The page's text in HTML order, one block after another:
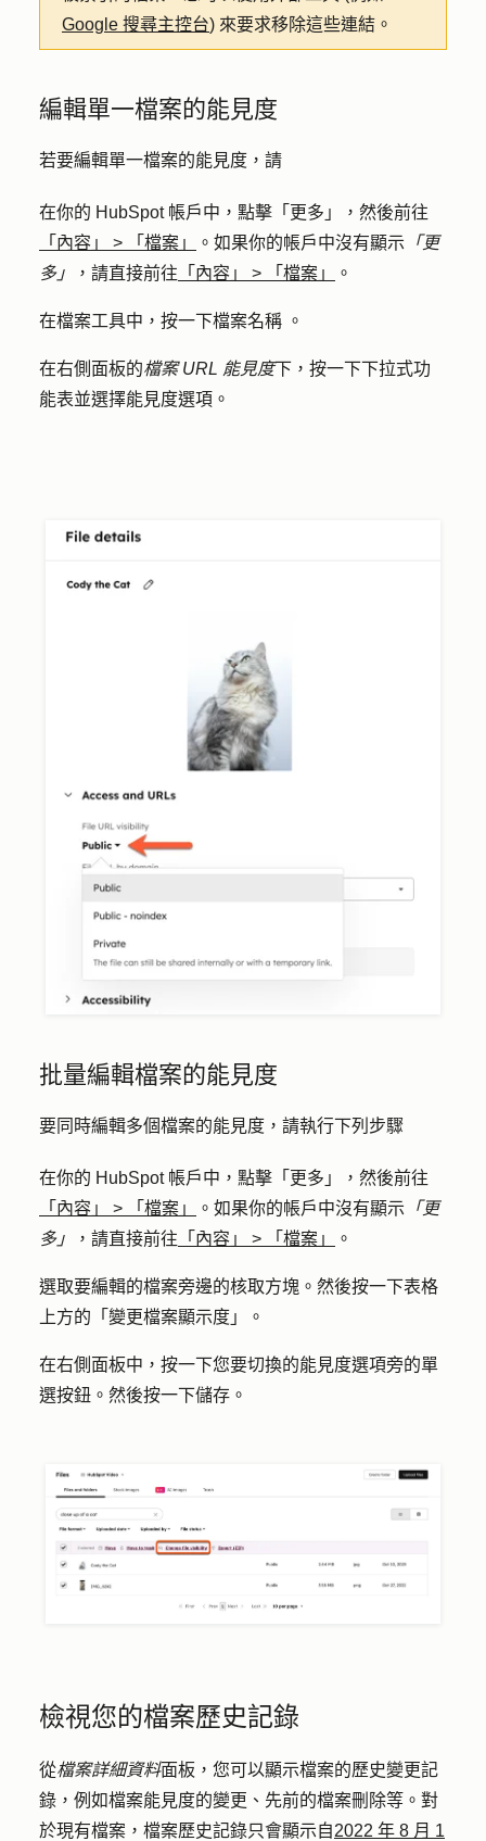
Google 搜尋主控台) 來要求移除這些連結。
編輯單一檔案的能見度
若要編輯單一檔案的能見度，請
在你的 HubSpot 帳戶中，點擊 「更多」
，然後前往
「內容」
> 「檔案」 。如果你的帳戶中沒有顯示 「更
多」
，請直接前往 「內容」 > 「檔案」 。
在檔案工具中，按一下檔案名稱 。
在右側面板的檔案 URL 能見度下，按一下下拉式功
能表並選擇能見度選項 。
批量編輯檔案的能見度
要同時編輯多個檔案的能見度，請執行下列步驟
在你的 HubSpot 帳戶中，點擊 「更多」
，然後前往
「內容」
> 「檔案」 。如果你的帳戶中沒有顯示 「更
多」
，請直接前往 「內容」 > 「檔案」 。
選取要編輯的檔案旁邊的核取方塊 。然後按一下表格
上方的「 變更檔案顯示度 」。
在右側面板中，按一下您要切換的能見度選項旁的單
選按鈕 。然後按一下儲存 。
檢視您的檔案歷史記錄
從檔案詳細資料面板，您可以顯示檔案的歷史變更記
錄，例如檔案能見度的變更、先前的檔案刪除等。對
於現有檔案，檔案歷史記錄只會顯示自2022 年 8 月 1